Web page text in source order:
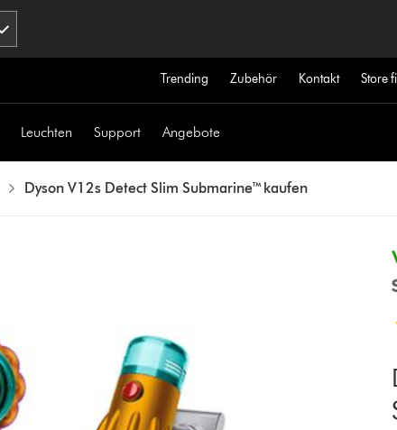
Trending Zubehör Kontakt Store
Leuchten Support Angebote
Dyson V12s Detect Slim Submarine™ kaufen